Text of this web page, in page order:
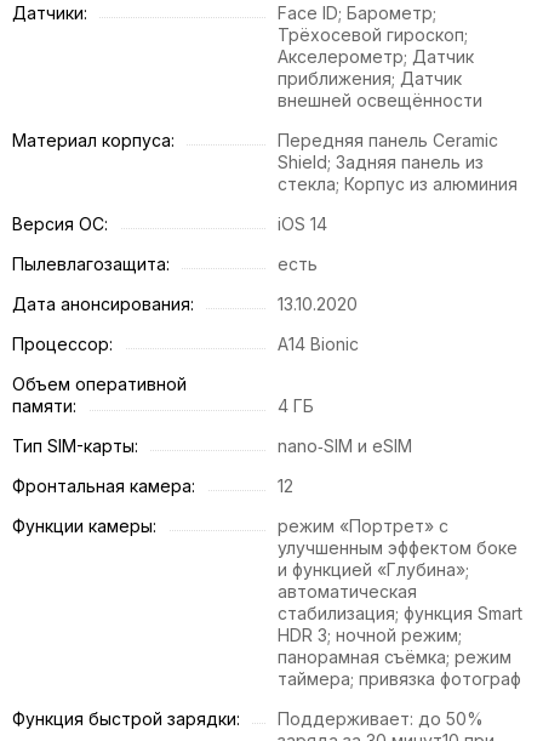
Датчики:
Face ID; Барометр;
Трёхосевой гироскоп;
Акселерометр; Датчик
приближения; Датчик
внешней освещённости
Материал корпуса:
Передняя панель Ceramic
Shield; Задняя панель из
стекла; Корпус из алюминия
Версия ОС:
iOS 14
Пылевлагозащита:
есть
Дата анонсирования:
13.10.2020
Процессор:
A14 Bionic
Объем оперативной
памяти:
4 ГБ
Тип SIM-карты:
nano‑SIM и eSIM
Фронтальная камера:
12
Функции камеры:
режим «Портрет» с
улучшенным эффектом боке
и функцией «Глубина»;
автоматическая
стабилизация; функция Smart
HDR 3; ночной режим;
панорамная съёмка; режим
таймера; привязка фотограф
Функция быстрой зарядки:
Поддерживает: до 50%